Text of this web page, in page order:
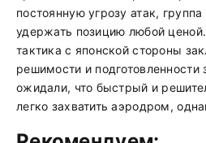
постоянную угрозу атак,
удержать позицию любой
тактика с японской стороны
решимости и
ожидали, что быстрый и
легко захватить аэродром,